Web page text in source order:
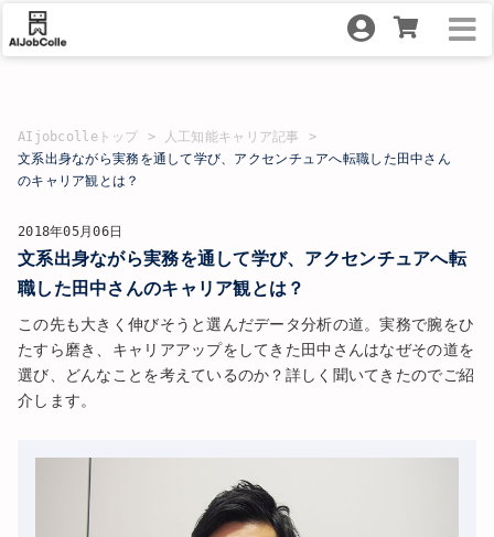
AIjobcolleトップ
人工知能キャリア記事
文系出身ながら実務を通して学び、アクセンチュアへ転職した田中さん
のキャリア観とは？
2018年05月06日
文系出身ながら実務を通して学び、アクセンチュアへ転
職した田中さんのキャリア観とは？
この先も大きく伸びそうと選んだデータ分析の道。実務で腕をひ
たすら磨き、キャリアアップをしてきた田中さんはなぜその道を
選び、どんなことを考えているのか？詳しく聞いてきたのでご紹
介します。